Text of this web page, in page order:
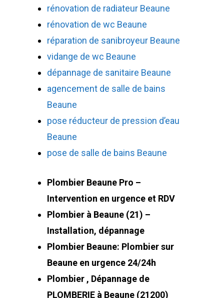
rénovation de radiateur Beaune
rénovation de wc Beaune
réparation de sanibroyeur Beaune
vidange de wc Beaune
dépannage de sanitaire Beaune
agencement de salle de bains
Beaune
pose réducteur de pression d’eau
Beaune
pose de salle de bains Beaune
Plombier Beaune Pro –
Intervention en urgence et RDV
Plombier à Beaune (21) –
Installation, dépannage
Plombier Beaune: Plombier sur
Beaune en urgence 24/24h
Plombier , Dépannage de
PLOMBERIE à Beaune (21200)